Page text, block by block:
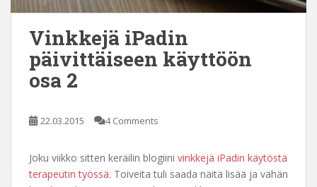
Vinkkejä iPadin
päivittäiseen käyttöön
osa 2
22.03.2015 4 Comments
Joku viikko sitten keräilin blogiini vinkkejä iPadin käytöstä
terapeutin työssä. Toiveita tuli saada näitä lisää ja vähän